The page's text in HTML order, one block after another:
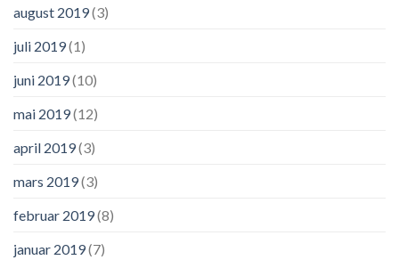
august 2019(3)
juli 2019(1)
juni 2019(10)
mai 2019(12)
april 2019(3)
mars 2019(3)
februar 2019(8)
januar 2019(7)